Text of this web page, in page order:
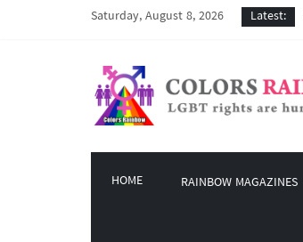
Saturday, August 8, 2026 Latest:
HOME RAINBOW MAGAZINES